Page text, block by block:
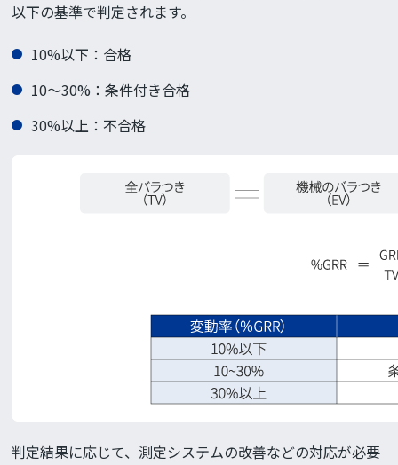
以下の基準で判定されます。
10%以下：合格
10～30%：条件付き合格
30%以上：不合格
判定結果に応じて、測定システムの改善などの対応が必要